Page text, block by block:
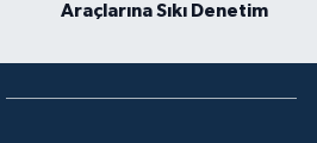
Araçlarına Sıkı Denetim